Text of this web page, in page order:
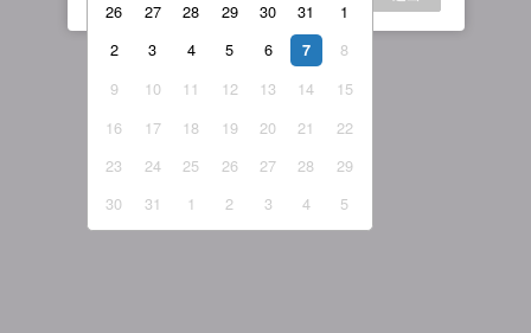
English-US
English-Global
26 27 28 29 30 31
1
2
3 4 5 6 7
8
9
10 11 12 13 14
15
16
17 18 19 20 21
22
23
24 25 26 27 28
29
30
31 1 2 3 4 5